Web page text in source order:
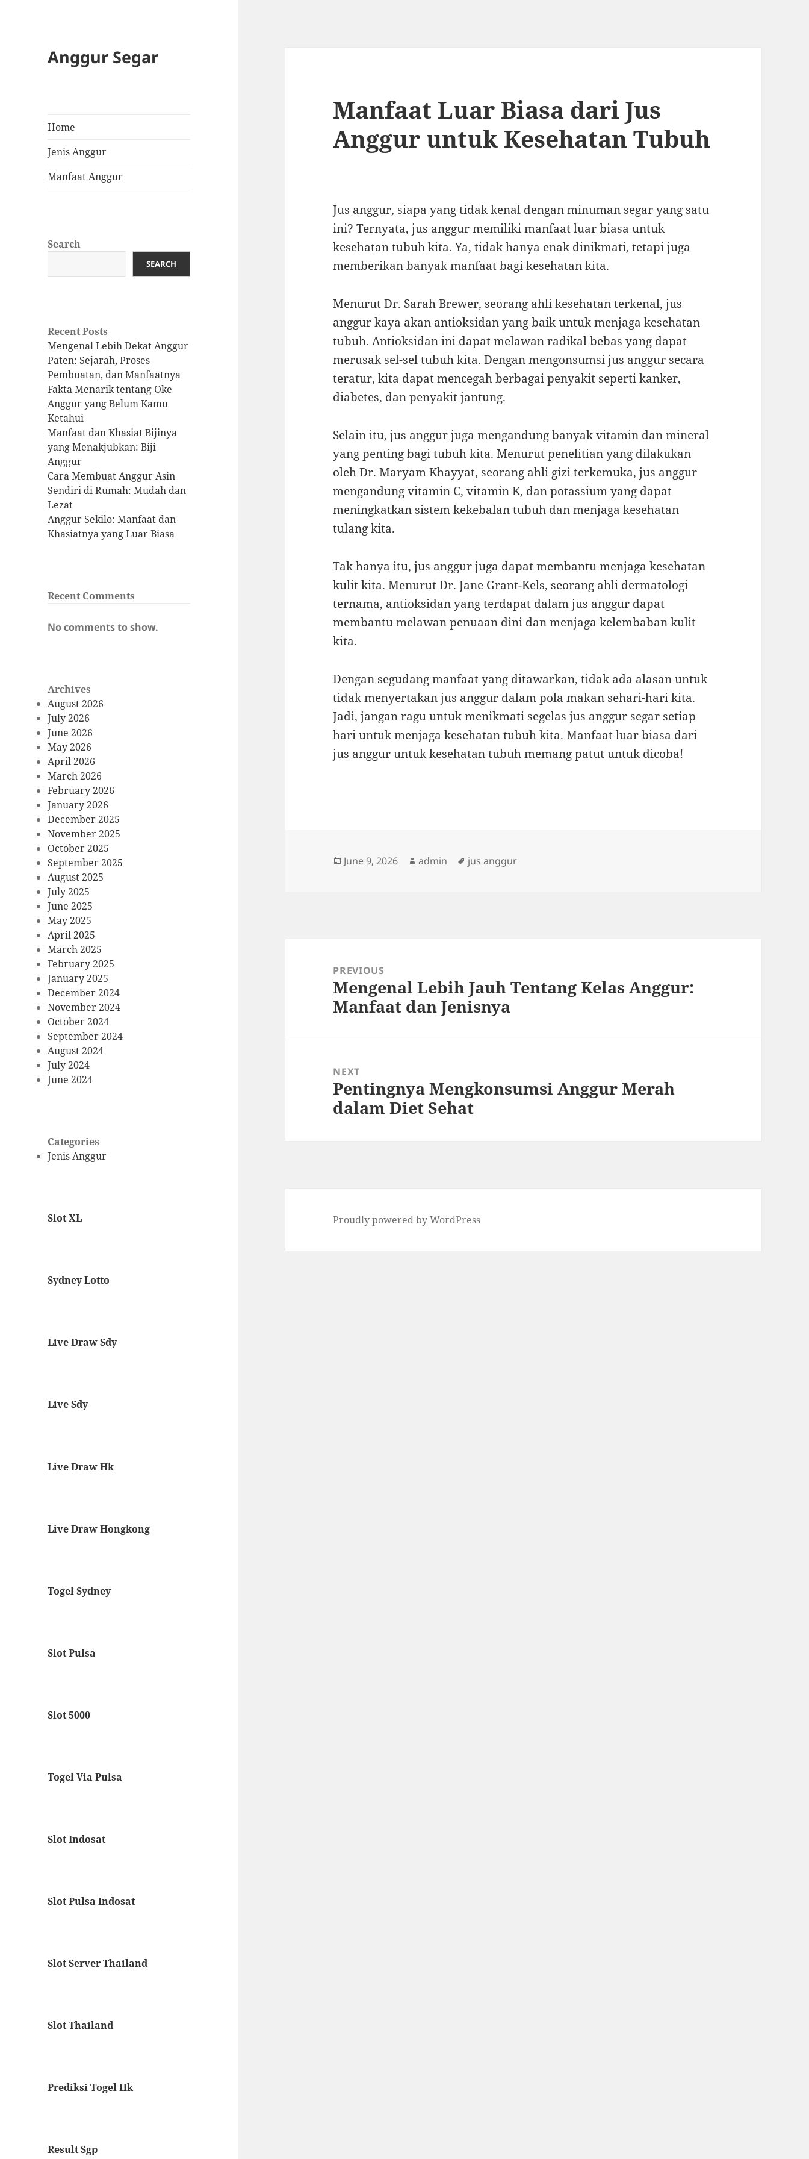
Anggur Segar
Home
Jenis Anggur
Manfaat Anggur
Search
SEARCH
Recent Posts
Mengenal Lebih Dekat Anggur
Paten: Sejarah, Proses
Pembuatan, dan Manfaatnya
Fakta Menarik tentang Oke
Anggur yang Belum Kamu
Ketahui
Manfaat dan Khasiat Bijinya
yang Menakjubkan: Biji
Anggur
Cara Membuat Anggur Asin
Sendiri di Rumah: Mudah dan
Lezat
Anggur Sekilo: Manfaat dan
Khasiatnya yang Luar Biasa
Recent Comments
No comments to show.
Archives
August 2026
July 2026
June 2026
May 2026
April 2026
March 2026
February 2026
January 2026
December 2025
November 2025
October 2025
September 2025
August 2025
July 2025
June 2025
May 2025
April 2025
March 2025
February 2025
January 2025
December 2024
November 2024
October 2024
September 2024
August 2024
July 2024
June 2024
Categories
Jenis Anggur
Slot XL
Sydney Lotto
Live Draw Sdy
Live Sdy
Live Draw Hk
Live Draw Hongkong
Togel Sydney
Slot Pulsa
Slot 5000
Togel Via Pulsa
Slot Indosat
Slot Pulsa Indosat
Slot Server Thailand
Slot Thailand
Prediksi Togel Hk
Result Sgp
Manfaat Luar Biasa dari Jus
Anggur untuk Kesehatan Tubuh
Jus anggur, siapa yang tidak kenal dengan minuman segar yang satu
ini? Ternyata, jus anggur memiliki manfaat luar biasa untuk
kesehatan tubuh kita. Ya, tidak hanya enak dinikmati, tetapi juga
memberikan banyak manfaat bagi kesehatan kita.
Menurut Dr. Sarah Brewer, seorang ahli kesehatan terkenal, jus
anggur kaya akan antioksidan yang baik untuk menjaga kesehatan
tubuh. Antioksidan ini dapat melawan radikal bebas yang dapat
merusak sel-sel tubuh kita. Dengan mengonsumsi jus anggur secara
teratur, kita dapat mencegah berbagai penyakit seperti kanker,
diabetes, dan penyakit jantung.
Selain itu, jus anggur juga mengandung banyak vitamin dan mineral
yang penting bagi tubuh kita. Menurut penelitian yang dilakukan
oleh Dr. Maryam Khayyat, seorang ahli gizi terkemuka, jus anggur
mengandung vitamin C, vitamin K, dan potassium yang dapat
meningkatkan sistem kekebalan tubuh dan menjaga kesehatan
tulang kita.
Tak hanya itu, jus anggur juga dapat membantu menjaga kesehatan
kulit kita. Menurut Dr. Jane Grant-Kels, seorang ahli dermatologi
ternama, antioksidan yang terdapat dalam jus anggur dapat
membantu melawan penuaan dini dan menjaga kelembaban kulit
kita.
Dengan segudang manfaat yang ditawarkan, tidak ada alasan untuk
tidak menyertakan jus anggur dalam pola makan sehari-hari kita.
Jadi, jangan ragu untuk menikmati segelas jus anggur segar setiap
hari untuk menjaga kesehatan tubuh kita. Manfaat luar biasa dari
jus anggur untuk kesehatan tubuh memang patut untuk dicoba!
Posted
June 9, 2026 Author
admin Tags
jus anggur
navigationPREVIOUS
Previous
post:
Mengenal Lebih Jauh Tentang Kelas Anggur:
Manfaat dan Jenisnya
NEXT
Next
post:
Pentingnya Mengkonsumsi Anggur Merah
dalam Diet Sehat
Proudly powered by WordPress